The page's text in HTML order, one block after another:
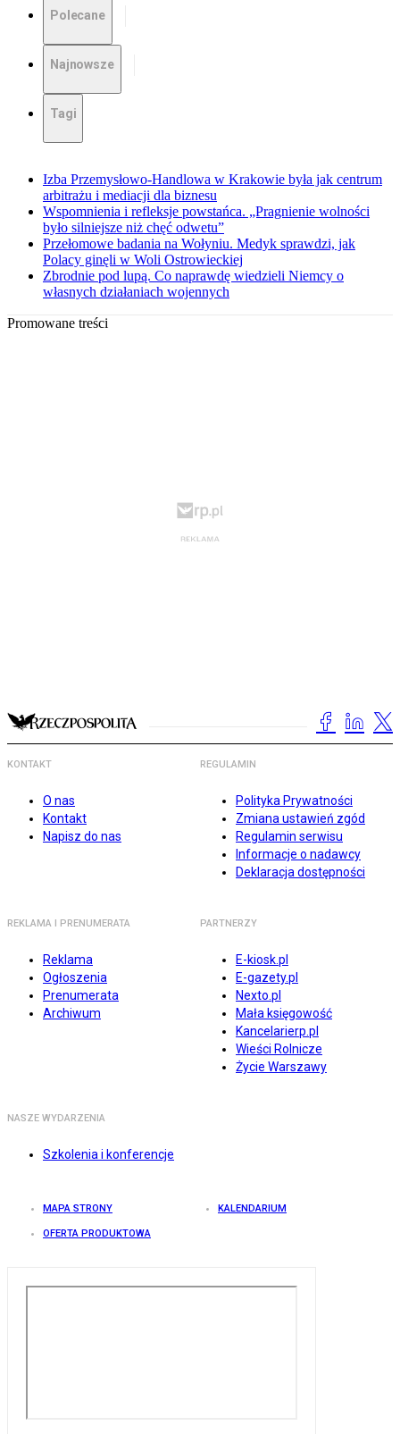
Polecane
Najnowsze
Tagi
Izba Przemysłowo-Handlowa w Krakowie była jak centrum
arbitrażu i mediacji dla biznesu
Wspomnienia i refleksje powstańca. „Pragnienie wolności
było silniejsze niż chęć odwetu”
Przełomowe badania na Wołyniu. Medyk sprawdzi, jak
Polacy ginęli w Woli Ostrowieckiej
Zbrodnie pod lupą. Co naprawdę wiedzieli Niemcy o
własnych działaniach wojennych
Promowane treści
KONTAKT
O nas
Kontakt
Napisz do nas
REGULAMIN
Polityka Prywatności
Zmiana ustawień zgód
Regulamin serwisu
Informacje o nadawcy
Deklaracja dostępności
REKLAMA I PRENUMERATA
Reklama
Ogłoszenia
Prenumerata
Archiwum
PARTNERZY
E-kiosk.pl
E-gazety.pl
Nexto.pl
Mała księgowość
Kancelarierp.pl
Wieści Rolnicze
Życie Warszawy
NASZE WYDARZENIA
Szkolenia i konferencje
MAPA STRONY KALENDARIUM
OFERTA PRODUKTOWA